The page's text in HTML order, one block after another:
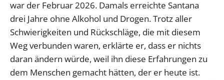
war der Februar 2026. Damals erreichte Santana
drei Jahre ohne Alkohol und Drogen. Trotz aller
Schwierigkeiten und Rückschläge, die mit diesem
Weg verbunden waren, erklärte er, dass er nichts
daran ändern würde, weil ihn diese Erfahrungen zu
dem Menschen gemacht hätten, der er heute ist.